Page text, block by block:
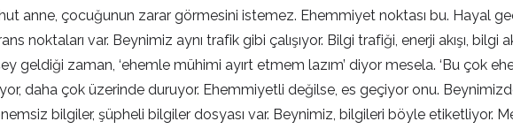
anne, çocuğunun zarar görmesini istemez. Ehemmiyet noktası bu. Hayal
var. Beynimiz aynı trafik gibi çalışıyor. Bilgi trafiği, enerji akışı, bilgi
geldiği zaman, ‘ehemle mühimi ayırt etmem lazım’ diyor mesela. ‘Bu çok
daha çok üzerinde duruyor. Ehemmiyetli değilse, es geçiyor onu.
bilgiler, şüpheli bilgiler dosyası var. Beynimiz, bilgileri böyle etiketliyor.